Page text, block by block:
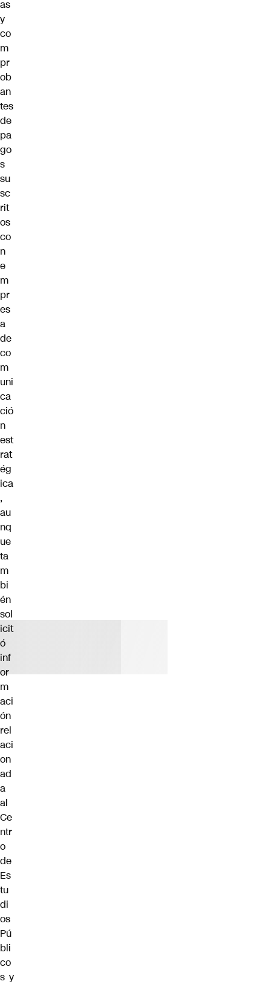
as
y
co
m
pr
ob
an
tes
de
pa
go
s
su
sc
rit
os
co
n
e
m
pr
es
a
de
co
m
uni
ca
ció
n
est
rat
ég
ica
,
au
nq
ue
ta
m
bi
én
sol
icit
ó
inf
or
m
aci
ón
rel
aci
on
ad
a
al
Ce
ntr
o
de
Es
tu
di
os
Pú
bli
co
s y